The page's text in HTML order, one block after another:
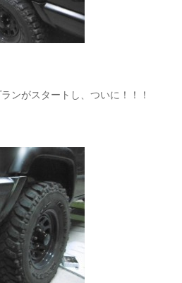
ンがスタートし、ついに！！！